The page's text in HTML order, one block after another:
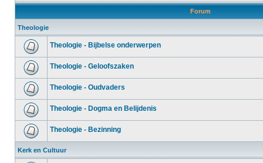
Forum
Theologie
Theologie - Bijbelse onderwerpen
Theologie - Geloofszaken
Theologie - Oudvaders
Theologie - Dogma en Belijdenis
Theologie - Bezinning
Kerk en Cultuur